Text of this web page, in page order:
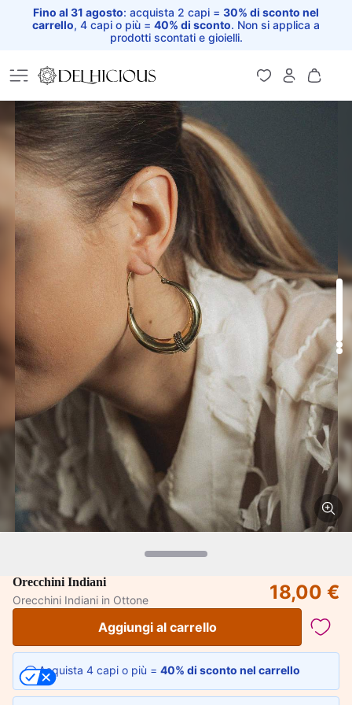
Fino al 31 agosto: acquista 2 capi = 30% di sconto nel
carrello, 4 capi o più = 40% di sconto. Non si applica a
prodotti scontati e gioielli.
Home
Orecchini Indiani
Orecchini Indiani in Ottone
18,00 €
Aggiungi al carrello
Acquista 4 capi o più = 40% di sconto nel carrello